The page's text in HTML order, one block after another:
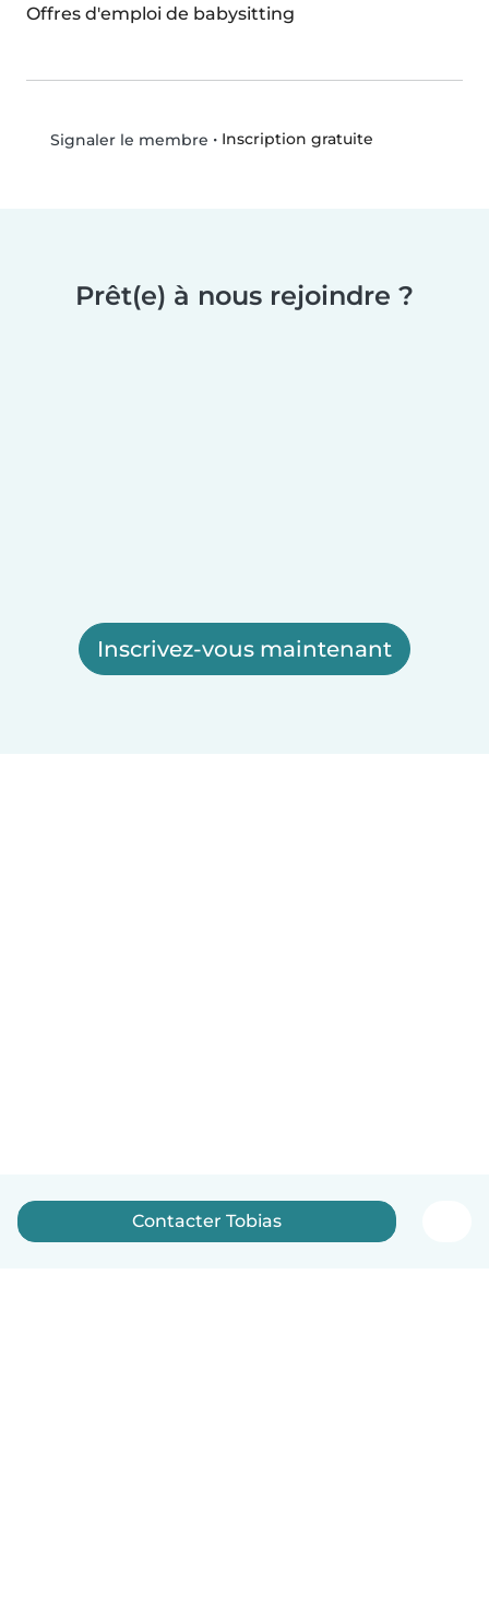
Offres d'emploi de babysitting
Signaler le membre • Inscription gratuite
Prêt(e) à nous rejoindre ?
Inscrivez-vous maintenant
Contacter Tobias